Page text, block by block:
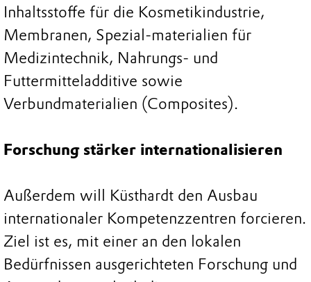
Inhaltsstoffe für die Kosmetikindustrie,
Membranen, Spezial-materialien für
Medizintechnik, Nahrungs- und
Futtermitteladditive sowie
Verbundmaterialien (Composites).
Forschung stärker internationalisieren
Außerdem will Küsthardt den Ausbau
internationaler Kompetenzzentren forcieren.
Ziel ist es, mit einer an den lokalen
Bedürfnissen ausgerichteten Forschung und